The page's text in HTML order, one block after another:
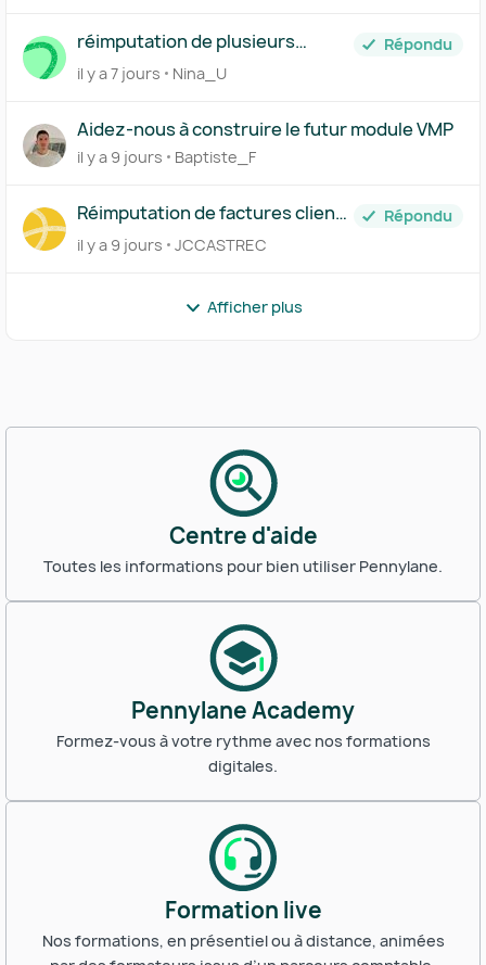
réimputation de plusieurs
achats en CC d'associé
Répondu
il y a 7 jours
Nina_U
Aidez-nous à construire le futur module VMP
il y a 9 jours Baptiste_F
Réimputation de factures clients
générée sur Pennylane
interdite!
Répondu
il y a 9 jours
JCCASTREC
Afficher plus
Centre d'aide
Toutes les informations pour bien utiliser Pennylane.
Pennylane Academy
Formez-vous à votre rythme avec nos formations
digitales.
Formation live
Nos formations, en présentiel ou à distance, animées